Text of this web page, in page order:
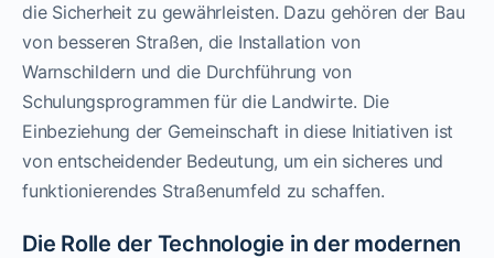
die Sicherheit zu gewährleisten. Dazu gehören der Bau
von besseren Straßen, die Installation von
Warnschildern und die Durchführung von
Schulungsprogrammen für die Landwirte. Die
Einbeziehung der Gemeinschaft in diese Initiativen ist
von entscheidender Bedeutung, um ein sicheres und
funktionierendes Straßenumfeld zu schaffen.
Die Rolle der Technologie in der modernen